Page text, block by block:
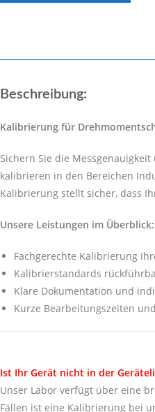
Beschreibung:
Kalibrierung für
Sichern Sie die
kalibrieren in den Bereichen
Kalibrierung stellt sicher, dass
Unsere Leistungen im Überblick:
Fachgerechte Kalibrierung
Kalibrierstandards
Klare Dokumentation und
Kurze Bearbeitungszeiten
Ist Ihr Gerät nicht in der
Unser Labor verfügt über eine
Fällen ist eine Kalibrierung bei